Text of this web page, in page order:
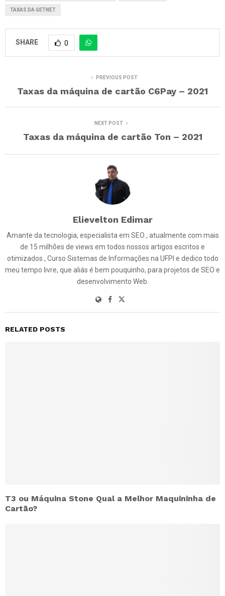
TAXAS DA GETNET
SHARE 0
PREVIOUS POST
Taxas da máquina de cartão C6Pay – 2021
NEXT POST
Taxas da máquina de cartão Ton – 2021
Elievelton Edimar
Amante da tecnologia, especialista em SEO , atualmente com mais
de 15 milhões de views em todos nossos artigos escritos e
otimizados , Curso Sistemas de Informações na UFPI e dedico todo
meu tempo livre, que aliás é bem pouquinho, para projetos de SEO e
desenvolvimento Web.
RELATED POSTS
T3 ou Máquina Stone Qual a Melhor Maquininha de
Cartão?